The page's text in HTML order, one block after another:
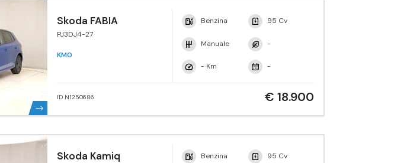
Skoda FABIA
PJ3DJ4-27
KM0
Benzina 95 Cv
Manuale -
- Km -
ID N1250686 € 18.900
Skoda Kamiq Benzina 95 Cv